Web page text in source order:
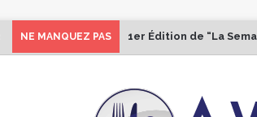
NE MANQUEZ PAS 1er Édition de “La